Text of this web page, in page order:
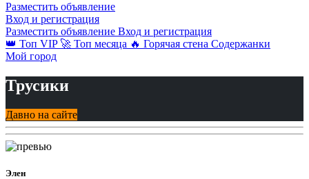
Разместить объявление
Вход и регистрация
Разместить объявление Вход и регистрация
👑 Топ VIP 🚀 Топ месяца 🔥 Горячая стена Содержанки
Мой город
Трусики
Давно на сайте
Элен